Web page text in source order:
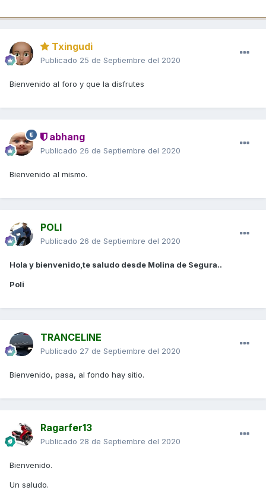
Txingudi
Publicado 25 de Septiembre del 2020
Bienvenido al foro y que la disfrutes
abhang
Publicado 26 de Septiembre del 2020
Bienvenido al mismo.
POLI
Publicado 26 de Septiembre del 2020
Hola y bienvenido,te saludo desde Molina de Segura..
Poli
TRANCELINE
Publicado 27 de Septiembre del 2020
Bienvenido, pasa, al fondo hay sitio.
Ragarfer13
Publicado 28 de Septiembre del 2020
Bienvenido.
Un saludo.